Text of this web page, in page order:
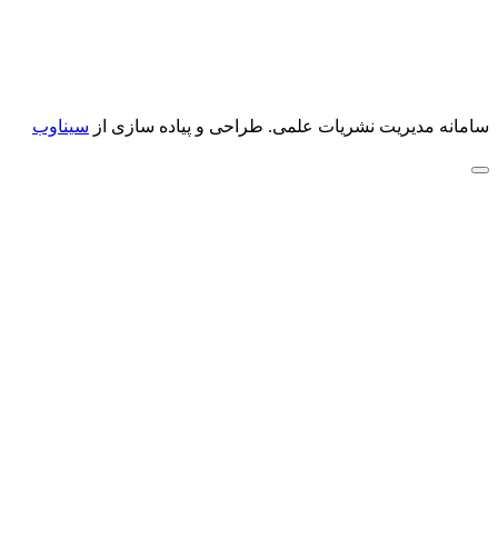
سامانه مدیریت نشریات علمی. طراحی و پیاده سازی از سیناوب